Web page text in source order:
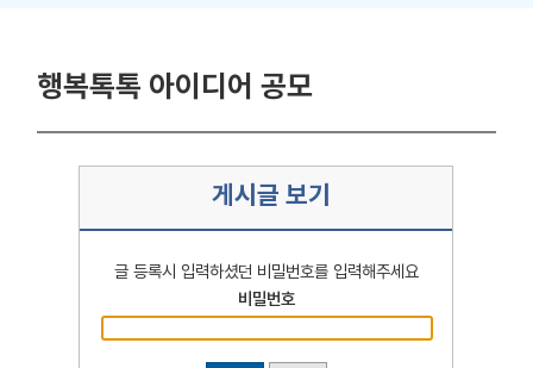
행복톡톡 아이디어 공모
게시글 보기
글 등록시 입력하셨던 비밀번호를 입력해주세요
비밀번호